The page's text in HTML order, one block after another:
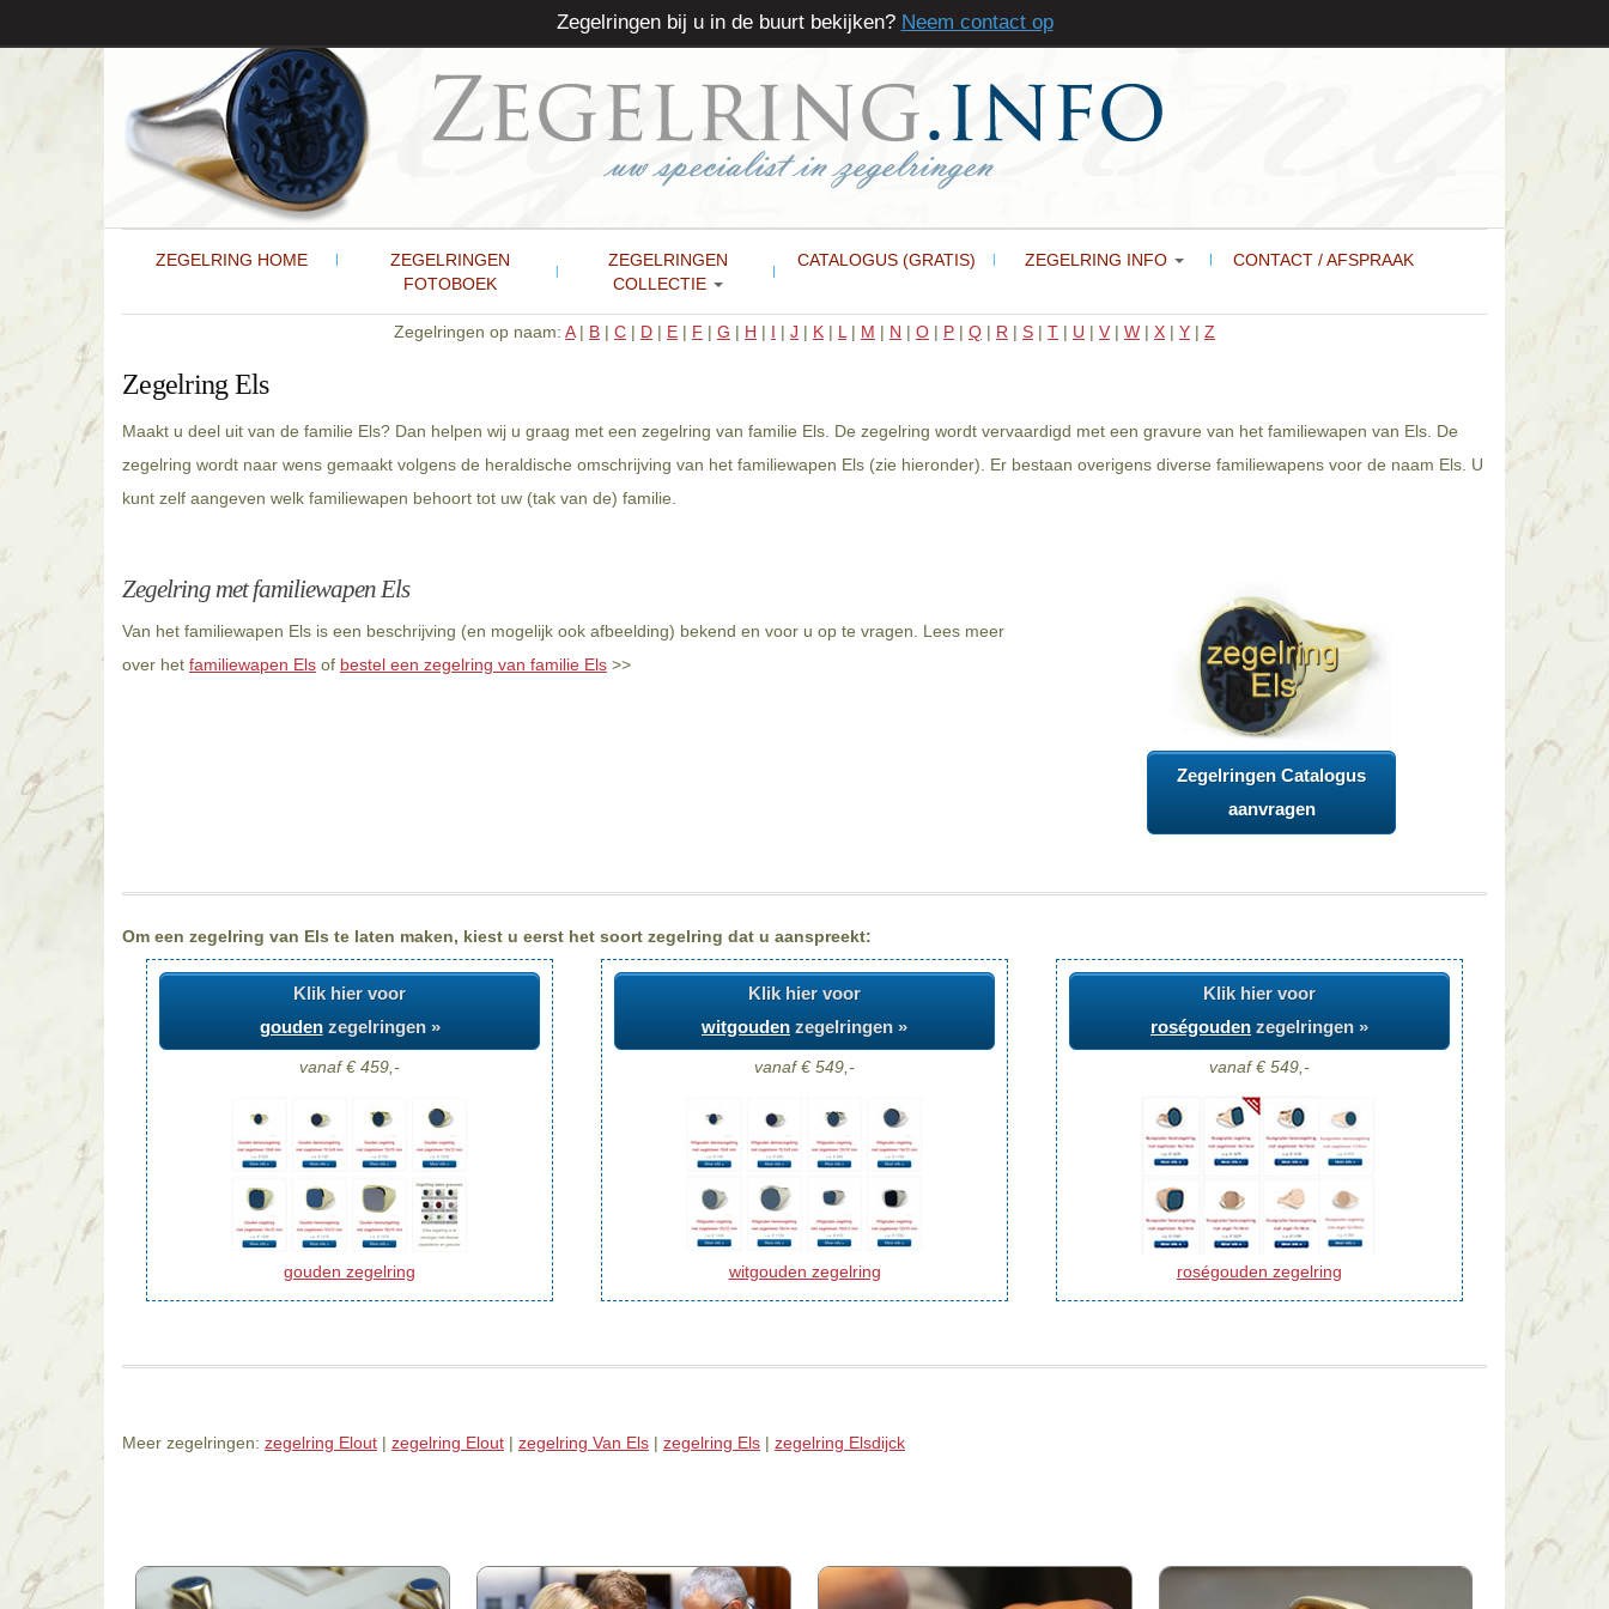
ZEGELRING HOME
ZEGELRINGEN
FOTOBOEK
ZEGELRINGEN
COLLECTIE
CATALOGUS (GRATIS) ZEGELRING INFO CONTACT / AFSPRAAK
Zegelringen op naam: A| B | C | D | E | F | G | H | I | J | K | L | M | N | O | P | Q | R | S | T | U | V | W | X | Y | Z
Zegelring Els
Maakt u deel uit van de familie Els? Dan helpen wij u graag met een zegelring van familie Els. De zegelring wordt vervaardigd met een gravure van het familiewapen van Els. De
zegelring wordt naar wens gemaakt volgens de heraldische omschrijving van het familiewapen Els (zie hieronder). Er bestaan overigens diverse familiewapens voor de naam Els. U
kunt zelf aangeven welk familiewapen behoort tot uw (tak van de) familie.
Zegelring met familiewapen Els
Van het familiewapen Els is een beschrijving (en mogelijk ook afbeelding) bekend en voor u op te vragen. Lees meer
over het familiewapen Els of bestel een zegelring van familie Els >>
Zegelringen Catalogus
aanvragen
Om een zegelring van Els te laten maken, kiest u eerst het soort zegelring dat u aanspreekt:
Klik hier voor
goudenzegelringen »
vanaf € 459,-
gouden zegelring
Klik hier voor
witgouden zegelringen »
vanaf € 549,-
witgouden zegelring
Klik hier voor
roségouden zegelringen »
vanaf € 549,-
roségouden zegelring
Meer zegelringen: zegelring Elout | zegelring Elout | zegelring Van Els | zegelring Els | zegelring Elsdijck
Zegelringen bij u in de buurt bekijken? Neem contact op